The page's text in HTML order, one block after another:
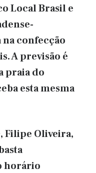
Local Brasil e
confecção
A previsão é
praia do
esta mesma
Filipe Oliveira,
horário